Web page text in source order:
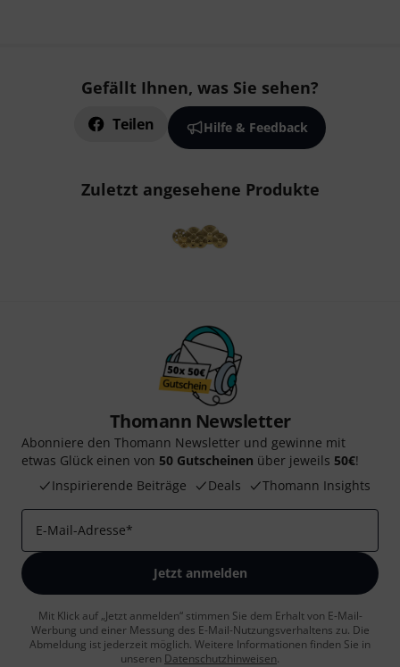
Gefällt Ihnen, was Sie sehen?
Teilen Hilfe & Feedback
Zuletzt angesehene Produkte
Thomann Newsletter
Abonniere den Thomann Newsletter und gewinne mit
etwas Glück einen von 50 Gutscheinen über jeweils 50€!
Inspirierende Beiträge
Deals Thomann Insights
E-Mail-Adresse*
Jetzt anmelden
Mit Klick auf „Jetzt anmelden“ stimmen Sie dem Erhalt von E-Mail-
Werbung und einer Messung des E-Mail-Nutzungsverhaltens zu. Die
Abmeldung ist jederzeit möglich. Weitere Informationen finden Sie in
unseren Datenschutzhinweisen.